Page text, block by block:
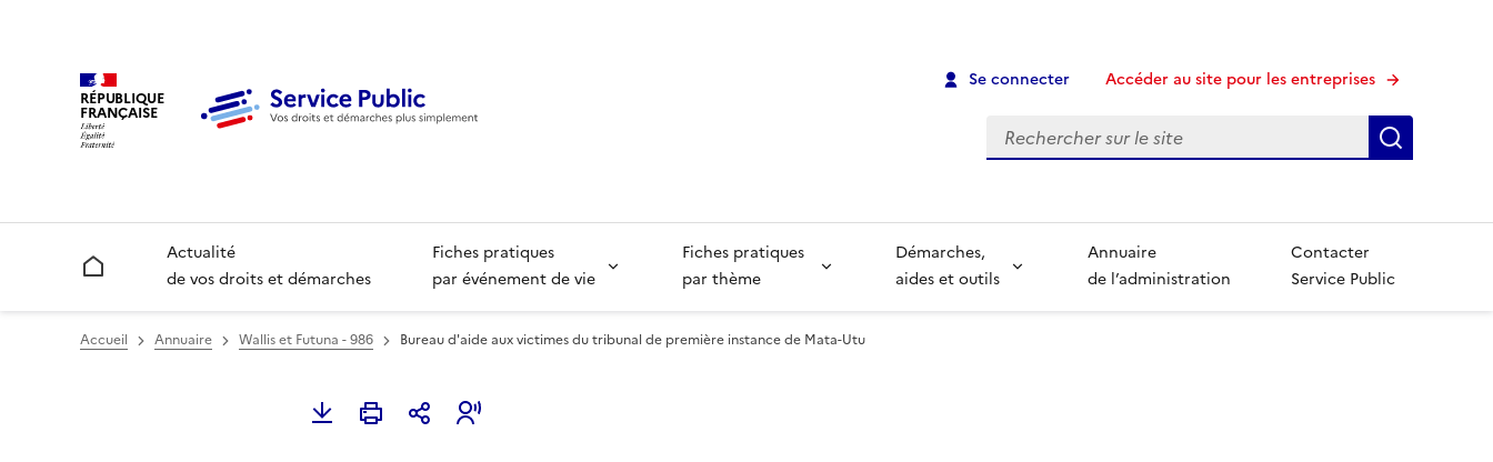
RÉPUBLIQUE
FRANÇAISE
Se connecter Accéder au site pour les entreprises
Recherche
Accueil
Actualité
de vos droits et démarches
Fiches pratiques
par événement de vie
Fiches pratiques
par thème
Démarches,
aides et outils
Annuaire
de l’administration
Contacter
Service Public
Accueil Annuaire Wallis et Futuna - 986 Bureau d'aide aux victimes du tribunal de première instance de Mata-Utu